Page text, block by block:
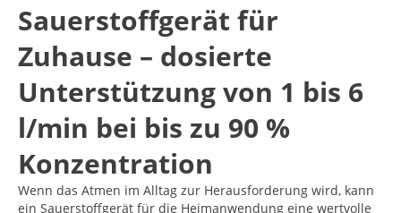
Sauerstoffgerät für
Zuhause – dosierte
Unterstützung von 1 bis 6
l/min bei bis zu 90 %
Konzentration
Wenn das Atmen im Alltag zur Herausforderung wird, kann
ein Sauerstoffgerät für die Heimanwendung eine wertvolle